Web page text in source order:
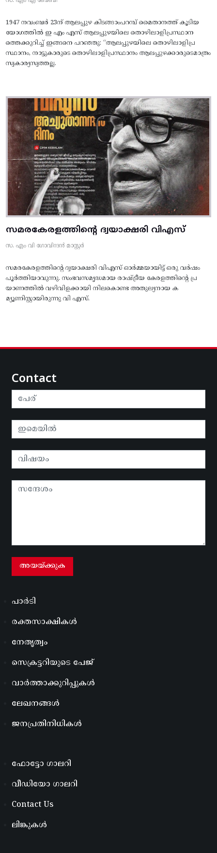
1947 നവംബർ 23ന് ആലപ്പുഴ കിടങ്ങാംപറമ്പ്‌ മൈതാനത്ത്‌ കൂടിയ
യോഗത്തിൽ ഇ എം എസ് ആലപ്പുഴയിലെ തൊഴിലാളിപ്രസ്ഥാന
ത്തെക്കുറിച്ച് ഇങ്ങനെ പറഞ്ഞു: “ആലപ്പുഴയിലെ തൊഴിലാളിപ്ര
സ്ഥാനം, നാട്ടുകാരുടെ തൊഴിലാളിപ്രസ്ഥാനം ആലപ്പുഴക്കാരുടെമാത്രം
സ്വകാര്യസ്വത്തല്ല.
സമരകേരളത്തിൻ്റെ ദ്വയാക്ഷരി വിഎസ്
സ. എം വി ഗോവിന്ദൻ മാസ്റ്റർ
സമരകേരളത്തിൻ്റെ ദ്വയാക്ഷരി വിഎസ് ഓർമ്മയായിട്ട് ഒരു വർഷം
പൂർത്തിയാവുന്നു. സംഭവസമൃദ്ധമായ രാഷ്ട്രീയ കേരളത്തിന്റെ പ്ര
യാണത്തിൽ വഴിവിളക്കായി നിലകൊണ്ട അതുല്യനായ ക
മ്യൂണിസ്റ്റായിരുന്നു വി എസ്.
Contact
പാർടി
രക്തസാക്ഷികൾ
നേതൃത്വം
സെക്രട്ടറിയുടെ പേജ്
വാർത്താക്കുറിപ്പുകൾ
ലേഖനങ്ങൾ
ജനപ്രതിനിധികൾ
ഫോട്ടോ ഗാലറി
വീഡിയോ ഗാലറി
Contact Us
ലിങ്കുകൾ